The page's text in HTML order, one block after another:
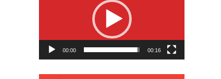
00:00 00:16